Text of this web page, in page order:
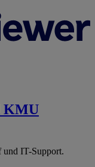
KMU
und IT-Support.